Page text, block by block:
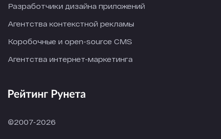
Разработчики дизайна приложений
Агентства контекстной рекламы
Коробочные и open-source CMS
Агентства интернет-маркетинга
©2007-2026